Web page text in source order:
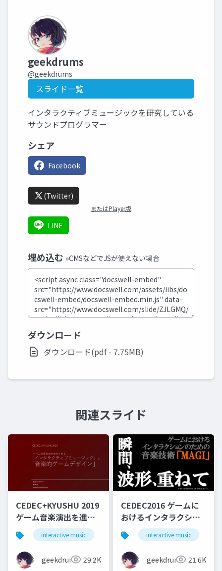
geekdrums
@geekdrums
スライド一覧
インタラクティブミュージックを研究している
サウンドプログラマー
シェア
Facebook
(Twitter)
またはPlayer版
LINE
埋め込む »CMSなどでJSが使えない場合
ダウンロード
ダウンロード(pdf - 7.75MB)
関連スライド
CEDEC+KYUSHU 2019
ゲーム音楽演出を進化
させる「インタラクテ
ィブミュージック」と
「音楽的ゲームデザイ
ン」
interactive music game music
geekdrums 29.2K
CEDEC2016 ゲームに
おけるインタラクショ
ンのための音楽技術
MAGI 瞬間、波形、重
ねて
interactive music
geekdrums 21.6K